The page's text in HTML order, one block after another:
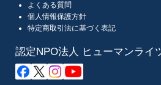
よくある質問
個人情報保護方針
特定商取引法に基づく表記
認定NPO法人 ヒューマンライ